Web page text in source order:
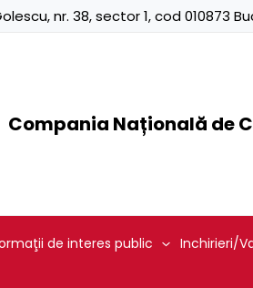
nr. 38, sector 1, cod 010873
Compania Națională de
de interes public Inchirieri/